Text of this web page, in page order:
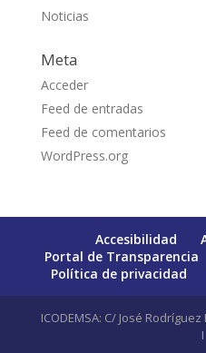
Noticias
Meta
Acceder
Feed de entradas
Feed de comentarios
WordPress.org
Accesibilidad
Portal de Transparencia
Política de privacidad
ICODEMSA: C/ José
I